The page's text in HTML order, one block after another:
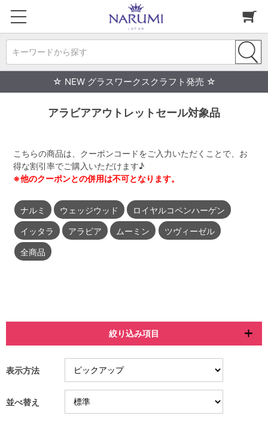
キーワードから探す
☆ NEW グラスワークスクラフト発売 ☆
アラビアアウトレットセール対象品
こちらの商品は、クーポンコードをご入力いただくことで、お
得な割引率でご購入いただけます♪
※他のクーポンとの併用は不可となります。
ナルミ ウェッジウッド ロイヤルコペンハーゲン
イッタラ アラビア ムーミン ツヴィーゼル
全商品
絞り込み項目
表示方法
並べ替え